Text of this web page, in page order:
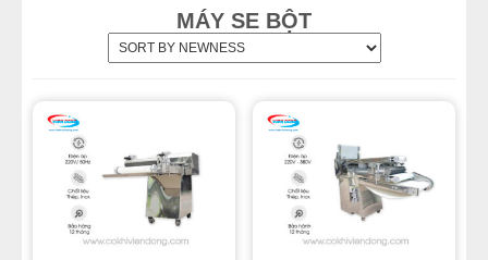
MÁY SE BỘT
MÁY CÁN BỘT
LÒ NƯỚNG BÁNH MÌ ĐỐI LƯU
LÒ NƯỚNG XOAY